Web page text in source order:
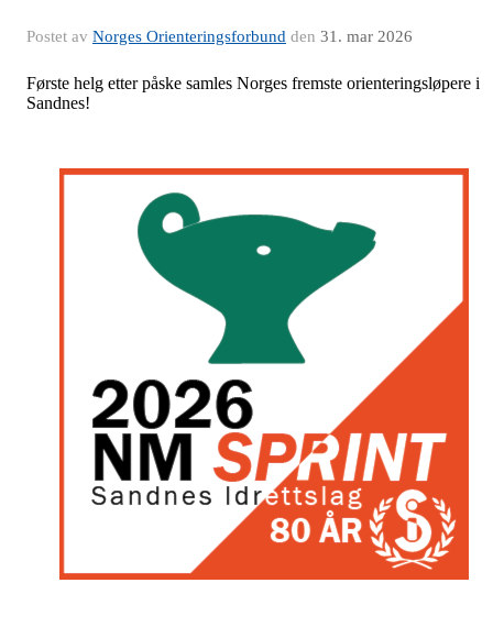
Postet av Norges Orienteringsforbund den 31. mar 2026
Første helg etter påske samles Norges fremste orienteringsløpere i
Sandnes!